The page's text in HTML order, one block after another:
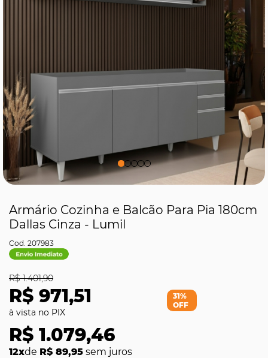
Armário Cozinha e Balcão Para Pia 180cm
Dallas Cinza - Lumil
207983
R$ 971,51
R$ 1.401,90
R$ 1.079,46
12xde R$ 89,95 sem juros
31%
OFF